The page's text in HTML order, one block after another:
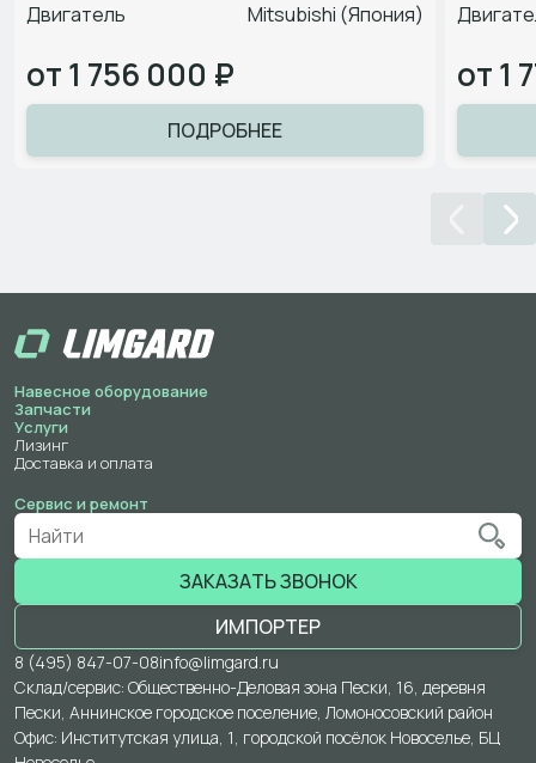
Двигатель
Mitsubishi (Япония)
от 1 756 000 ₽
ПОДРОБНЕЕ
от 1
Навесное оборудование
Запчасти
Услуги
Лизинг
Доставка и оплата
Сервис и ремонт
ЗАКАЗАТЬ ЗВОНОК
ИМПОРТЕР
8 (495) 847-07-08info@limgard.ru
Склад/сервис: Общественно-Деловая зона Пески, 16, деревня
Пески, Аннинское городское поселение, Ломоносовский район
Офис: Институтская улица, 1, городской посёлок Новоселье, БЦ